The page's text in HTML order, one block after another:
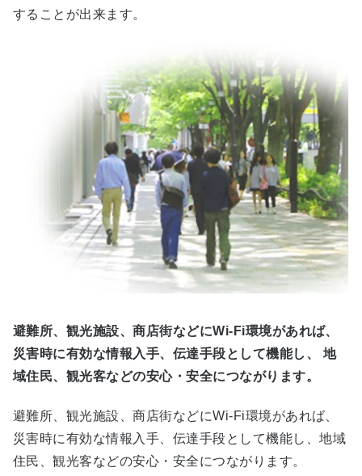
することが出来ます。
避難所、観光施設、商店街などにWi-Fi環境があれば、
災害時に有効な情報入手、伝達手段として機能し、 地
域住民、観光客などの安心・安全につながります。
避難所、観光施設、商店街などにWi-Fi環境があれば、
災害時に有効な情報入手、伝達手段として機能し、地域
住民、観光客などの安心・安全につながります。